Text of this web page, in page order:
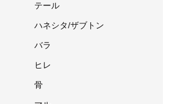
テール
ハネシタ/ザブトン
バラ
ヒレ
骨